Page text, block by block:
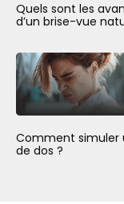
Quels sont les
d’un brise-vue
Comment simuler
de dos ?